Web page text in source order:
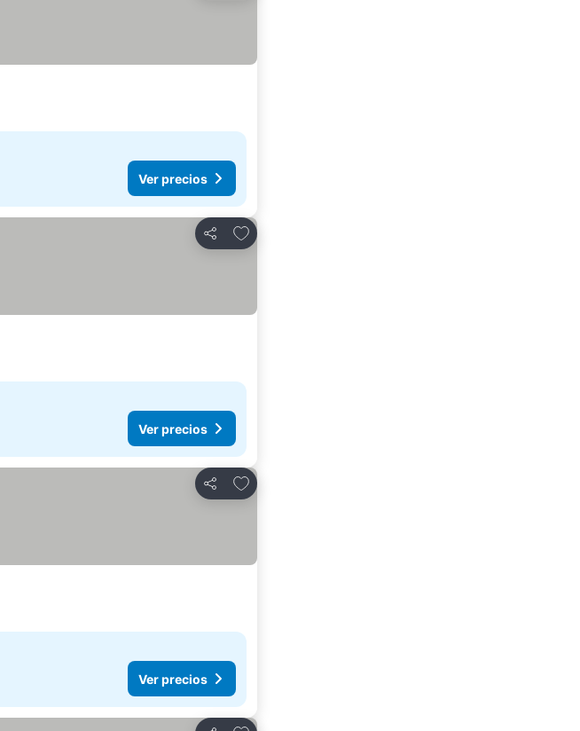
Ver precios
Compartir
Añadir a favoritos
Ver precios
Compartir
Añadir a favoritos
Ver precios